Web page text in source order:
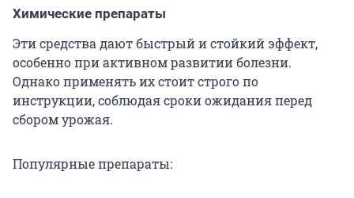
Химические препараты
Эти средства дают быстрый и стойкий эффект,
особенно при активном развитии болезни.
Однако применять их стоит строго по
инструкции, соблюдая сроки ожидания перед
сбором урожая.
Популярные препараты: